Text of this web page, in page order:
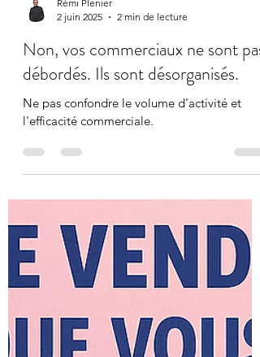
Rémi Plenier
2 juin 2025
2 min de lecture
Non, vos commerciaux ne sont pas
débordés. Ils sont désorganisés.
Ne pas confondre le volume d'activité et
l'efficacité commerciale.